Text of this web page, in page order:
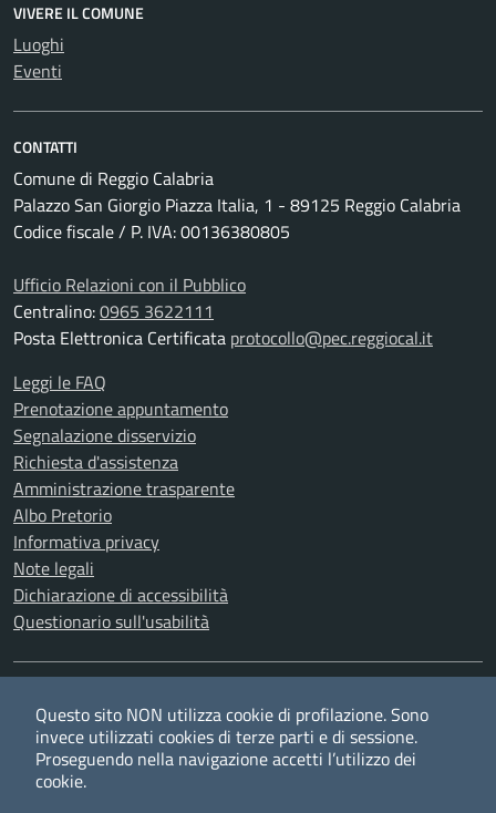
VIVERE IL COMUNE
Luoghi
Eventi
CONTATTI
Comune di Reggio Calabria
Palazzo San Giorgio Piazza Italia, 1 - 89125 Reggio Calabria
Codice fiscale / P. IVA: 00136380805
Ufficio Relazioni con il Pubblico
Centralino:0965 3622111
Posta Elettronica Certificata protocollo@pec.reggiocal.it
Leggi le FAQ
Prenotazione appuntamento
Segnalazione disservizio
Richiesta d'assistenza
Amministrazione trasparente
Albo Pretorio
Informativa privacy
Note legali
Dichiarazione di accessibilità
Questionario sull'usabilità
TwitterFacebookYouTubeRSS
Questo sito NON utilizza cookie di profilazione. Sono
invece utilizzati cookies di terze parti e di sessione.
Proseguendo nella navigazione accetti l’utilizzo dei
cookie.